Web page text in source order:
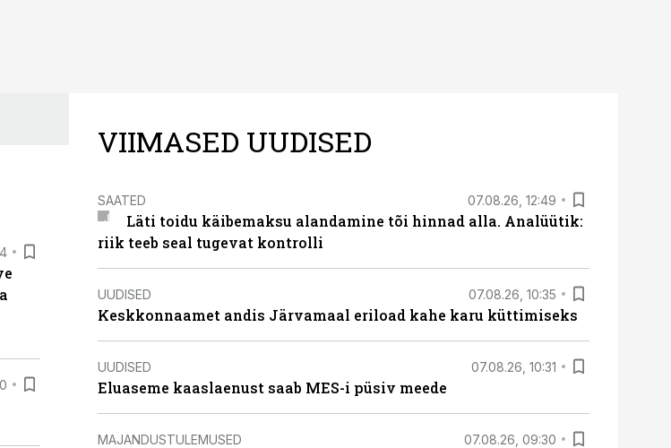
VIIMASED UUDISED
SAATED 07.08.26, 12:49
Läti toidu käibemaksu alandamine tõi hinnad alla. Analüütik:
riik teeb seal tugevat kontrolli
UUDISED 07.08.26, 10:35
Keskkonnaamet andis Järvamaal eriload kahe karu küttimiseks
UUDISED 07.08.26, 10:31
Eluaseme kaaslaenust saab MES-i püsiv meede
MAJANDUSTULEMUSED 07.08.26, 09:30